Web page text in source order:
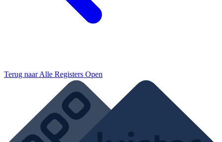
Terug naarAlle Registers Open